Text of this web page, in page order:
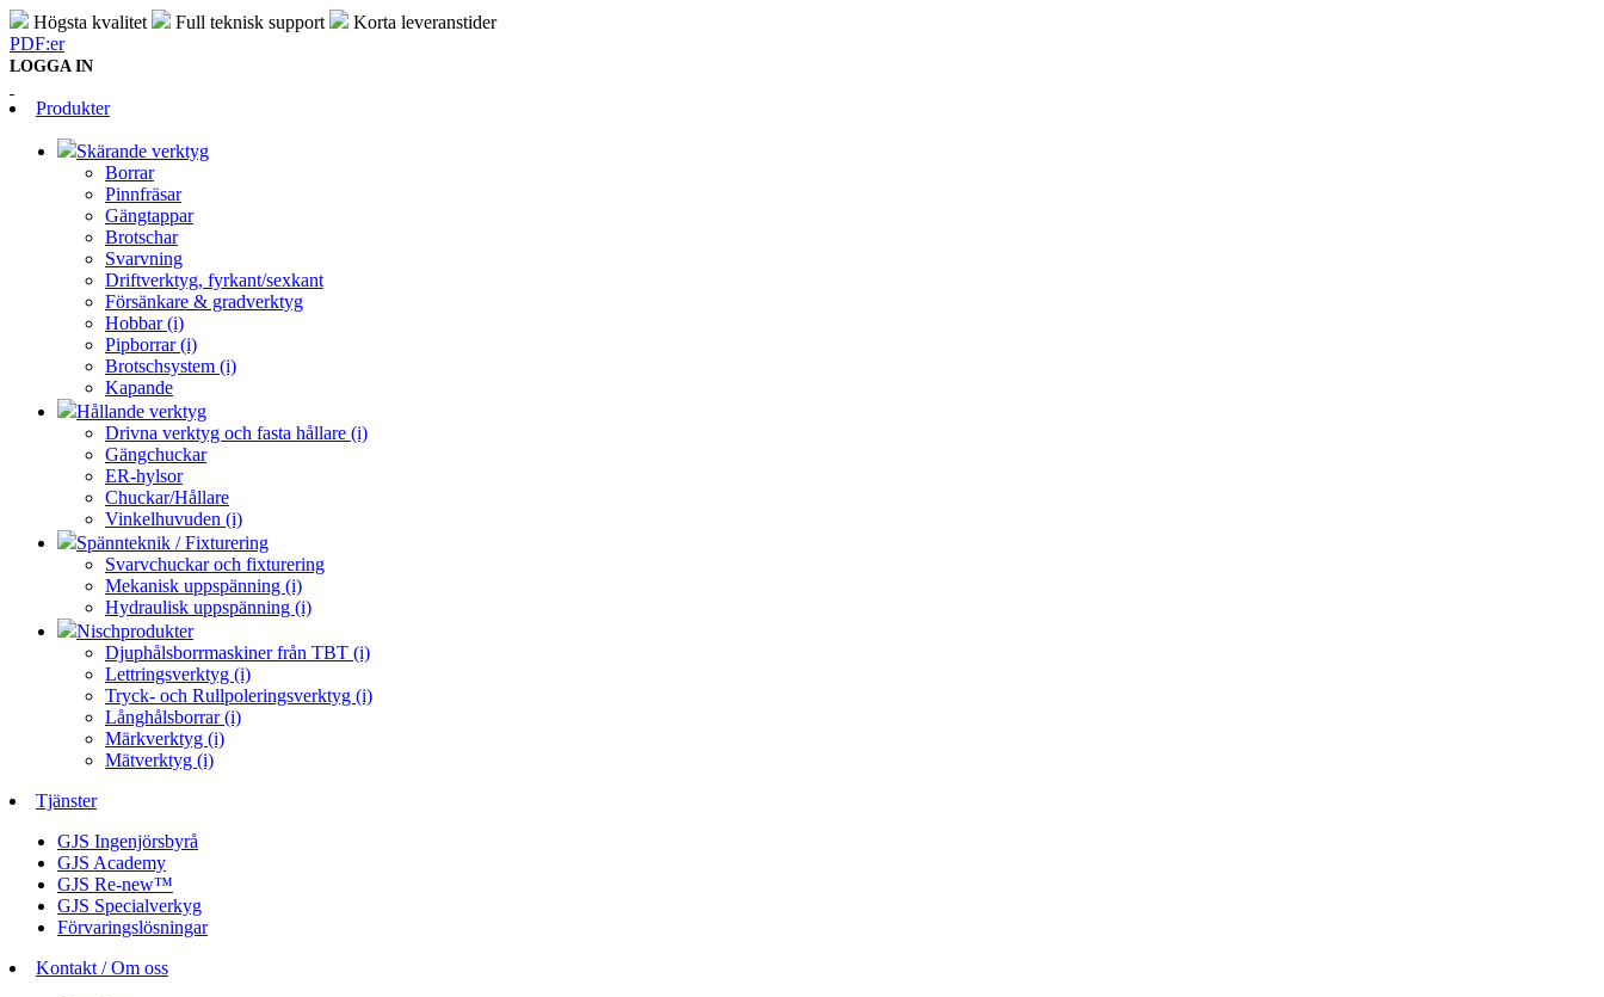
Högsta kvalitet Full teknisk support
Korta leveranstider
PDF:er
LOGGA IN
Produkter
Skärande verktyg
Borrar
Pinnfräsar
Gängtappar
Brotschar
Svarvning
Driftverktyg, fyrkant/sexkant
Försänkare & gradverktyg
Hobbar (i)
Pipborrar (i)
Brotschsystem (i)
Kapande
Hållande verktyg
Drivna verktyg och fasta hållare (i)
Gängchuckar
ER-hylsor
Chuckar/Hållare
Vinkelhuvuden (i)
Spännteknik / Fixturering
Svarvchuckar och fixturering
Mekanisk uppspänning (i)
Hydraulisk uppspänning (i)
Nischprodukter
Djuphålsborrmaskiner från TBT (i)
Lettringsverktyg (i)
Tryck- och Rullpoleringsverktyg (i)
Långhålsborrar (i)
Märkverktyg (i)
Mätverktyg (i)
Tjänster
GJS Ingenjörsbyrå
GJS Academy
GJS Re-new™
GJS Specialverkyg
Förvaringslösningar
Kontakt / Om oss